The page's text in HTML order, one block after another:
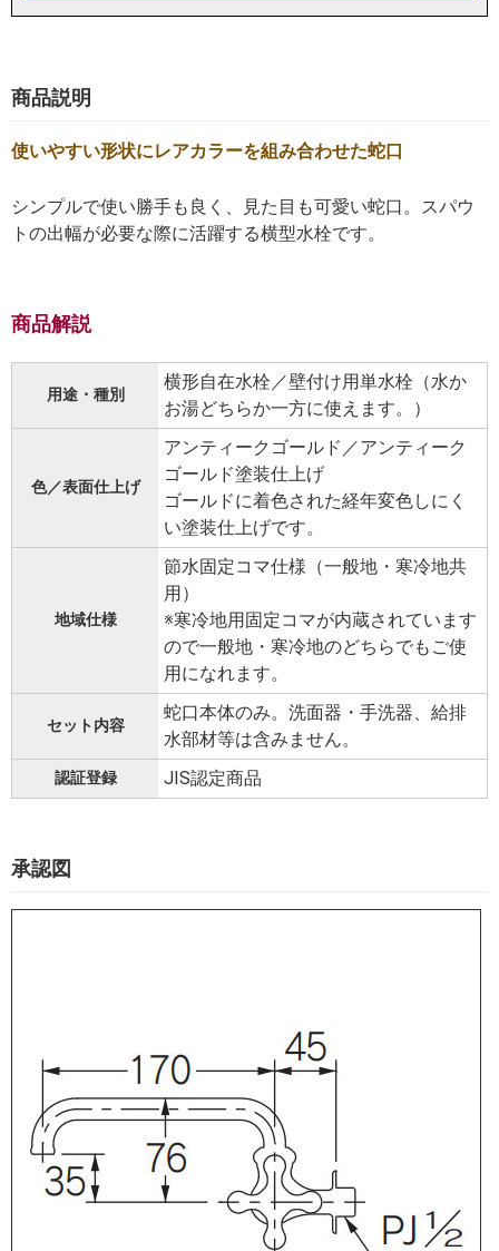
商品説明
使いやすい形状にレアカラーを組み合わせた蛇口
シンプルで使い勝手も良く、見た目も可愛い蛇口。スパウ
トの出幅が必要な際に活躍する横型水栓です。
商品解説
用途・種別
横形自在水栓／壁付け用単水栓（水か
お湯どちらか一方に使えます。）
色／表面仕上げ
アンティークゴールド／アンティーク
ゴールド塗装仕上げ
ゴールドに着色された経年変色しにく
い塗装仕上げです。
地域仕様
節水固定コマ仕様（一般地・寒冷地共
用）
※寒冷地用固定コマが内蔵されています
ので一般地・寒冷地のどちらでもご使
用になれます。
セット内容
蛇口本体のみ。洗面器・手洗器、給排
水部材等は含みません。
認証登録 JIS認定商品
承認図